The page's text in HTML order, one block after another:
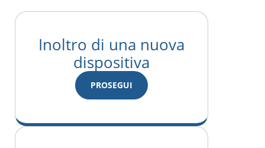
Inoltro di una nuova
dispositiva
PROSEGUI